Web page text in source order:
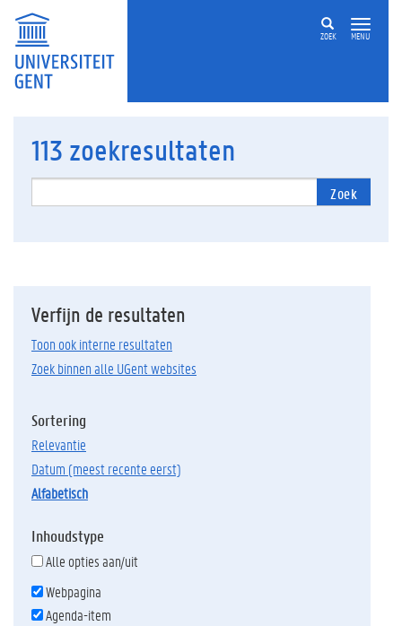
ZOEK MENU
113 zoekresultaten
Zoek
Verfijn de resultaten
Toon ook interne resultaten
Zoek binnen alle UGent websites
Sortering
relevantie
datum (meest recente eerst)
alfabetisch
Inhoudstype
Alle opties aan/uit
Webpagina
Agenda-item